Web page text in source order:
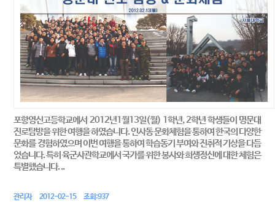
포항영신고등학교에서 2012년1월13일(월) 1학년, 2학년 학생들이 명문대
진로탐방을 위한 여행을 하였습니다. 인사동 문화체험을 통하여 한국의 다양한
문화를 경험하였으며 이번 여행을 통하여 학습동기 부여와 진취적 기상을 다듬
었습니다. 특히 육군사관학교에서 국가를 위한 봉사와 희생정신에 대한 체험은
특별했습니다. ..
관리자 2012-02-15 조회:937